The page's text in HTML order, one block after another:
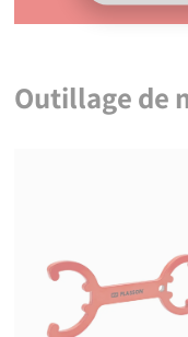
Outillage de